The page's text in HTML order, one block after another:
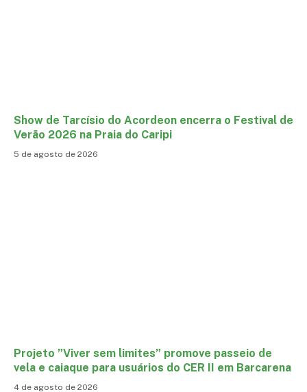
Show de Tarcísio do Acordeon encerra o Festival de
Verão 2026 na Praia do Caripi
5 de agosto de 2026
Projeto ”Viver sem limites” promove passeio de
vela e caiaque para usuários do CER II em Barcarena
4 de agosto de 2026